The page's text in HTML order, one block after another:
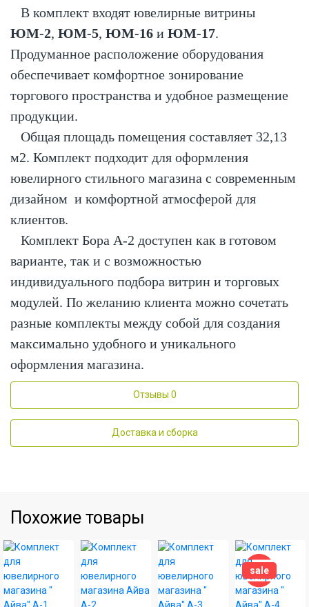
В комплект входят ювелирные витрины
ЮМ-2, ЮМ-5, ЮМ-16 и ЮМ-17.
Продуманное расположение оборудования
обеспечивает комфортное зонирование
торгового пространства и удобное размещение
продукции.
Общая площадь помещения составляет 32,13
м2. Комплект подходит для оформления
ювелирного стильного магазина с современным
дизайном и комфортной атмосферой для
клиентов.
Комплект Бора А-2 доступен как в готовом
варианте, так и с возможностью
индивидуального подбора витрин и торговых
модулей. По желанию клиента можно сочетать
разные комплекты между собой для создания
максимально удобного и уникального
оформления магазина.
Отзывы 0
Доставка и сборка
Похожие товары
sale